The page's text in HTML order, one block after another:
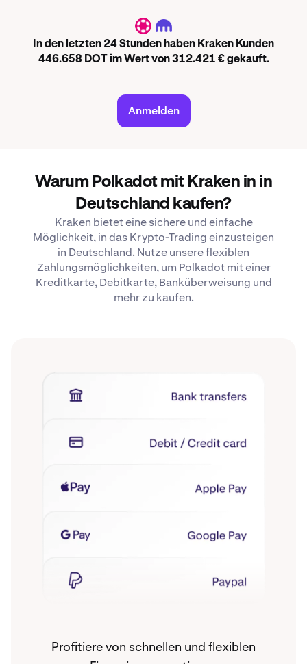
DOT
In den letzten 24 Stunden haben Kraken Kunden
446.658 DOT im Wert von 312.421 € gekauft.
Anmelden
Warum Polkadot mit Kraken in in
Deutschland kaufen?
Kraken bietet eine sichere und einfache
Möglichkeit, in das Krypto-Trading einzusteigen
in Deutschland. Nutze unsere flexiblen
Zahlungsmöglichkeiten, um Polkadot mit einer
Kreditkarte, Debitkarte, Banküberweisung und
mehr zu kaufen.
Profitiere von schnellen und flexiblen